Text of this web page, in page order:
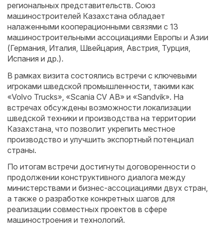
региональных представительств. Союз
машиностроителей Казахстана обладает
налаженными кооперационными связями с 13
машиностроительными ассоциациями Европы и Азии
(Германия, Италия, Швейцария, Австрия, Турция,
Испания и др.).
В рамках визита состоялись встречи с ключевыми
игроками шведской промышленности, такими как
«Volvo Trucks», «Scania CV AB» и «Sandvik». На
встречах обсуждены возможности локализации
шведской техники и производства на территории
Казахстана, что позволит укрепить местное
производство и улучшить экспортный потенциал
страны.
По итогам встречи достигнуты договоренности о
продолжении конструктивного диалога между
министерствами и бизнес-ассоциациями двух стран,
а также о разработке конкретных шагов для
реализации совместных проектов в сфере
машиностроения и технологий.